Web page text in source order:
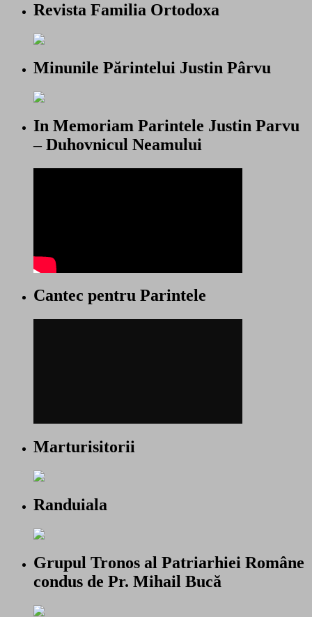
Revista Familia Ortodoxa
Minunile Părintelui Justin Pârvu
In Memoriam Parintele Justin Parvu
– Duhovnicul Neamului
Cantec pentru Parintele
Marturisitorii
Randuiala
Grupul Tronos al Patriarhiei Române
condus de Pr. Mihail Bucă